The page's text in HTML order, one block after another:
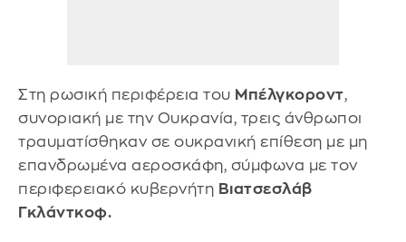
Στη ρωσική περιφέρεια του Μπέλγκοροντ,
συνοριακή με την Ουκρανία, τρεις άνθρωποι
τραυματίσθηκαν σε ουκρανική επίθεση με μη
επανδρωμένα αεροσκάφη, σύμφωνα με τον
περιφερειακό κυβερνήτη Βιατσεσλάβ
Γκλάντκοφ.